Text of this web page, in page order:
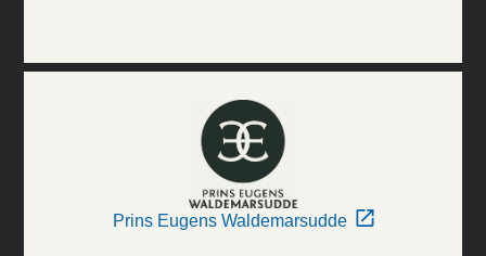
Prins Eugens Waldemarsudde